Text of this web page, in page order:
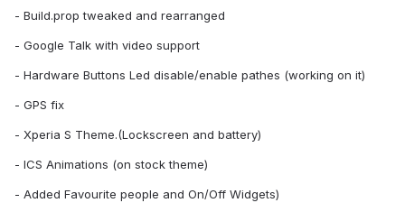
- Build.prop tweaked and rearranged
- Google Talk with video support
- Hardware Buttons Led disable/enable pathes (working on it)
- GPS fix
- Xperia S Theme.(Lockscreen and battery)
- ICS Animations (on stock theme)
- Added Favourite people and On/Off Widgets)